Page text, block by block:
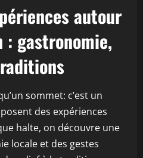
autour
gastronomie,
sommet: c’est un
des expériences
halte, on découvre une
locale et des gestes